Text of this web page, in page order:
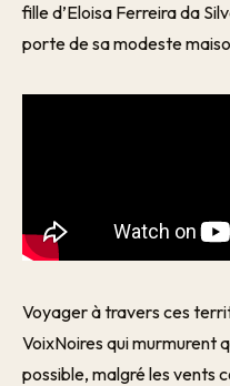
fille d’Eloisa Ferreira da
porte de sa modeste
Voyager à travers ces
VoixNoires qui murmurent
possible, malgré les vents